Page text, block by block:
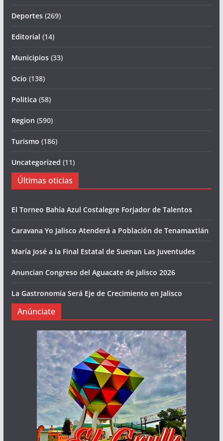
Deportes(269)
Editorial (14)
Municipios(33)
Ocio (138)
Politica (58)
Region (590)
Turismo (186)
Uncategorized (11)
Últimas oticias
El Torneo Bahía Azul Costalegre Forjador de Talentos
Caravana Yo Jalisco Atenderá a Población de Tenamaxtlán
María José a la Final Estatal de Suenan Las Juventudes
Anuncian Congreso del Aguacate de Jalisco 2026
La Gastronomía Será Eje de Crecimiento en Jalisco
Anúnciate